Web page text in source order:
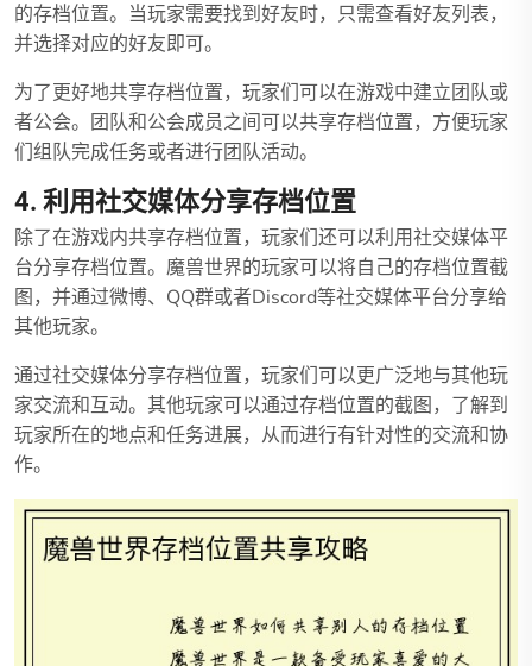
的存档位置。当玩家需要找到好友时，只需查看好友列表，
并选择对应的好友即可。
为了更好地共享存档位置，玩家们可以在游戏中建立团队或
者公会。团队和公会成员之间可以共享存档位置，方便玩家
们组队完成任务或者进行团队活动。
4. 利用社交媒体分享存档位置
除了在游戏内共享存档位置，玩家们还可以利用社交媒体平
台分享存档位置。魔兽世界的玩家可以将自己的存档位置截
图，并通过微博、QQ群或者Discord等社交媒体平台分享给
其他玩家。
通过社交媒体分享存档位置，玩家们可以更广泛地与其他玩
家交流和互动。其他玩家可以通过存档位置的截图，了解到
玩家所在的地点和任务进展，从而进行有针对性的交流和协
作。